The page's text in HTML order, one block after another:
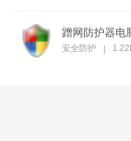
蹭网防护器电
安全防护